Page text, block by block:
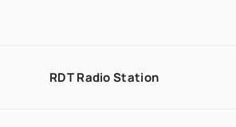
RDT Radio Station